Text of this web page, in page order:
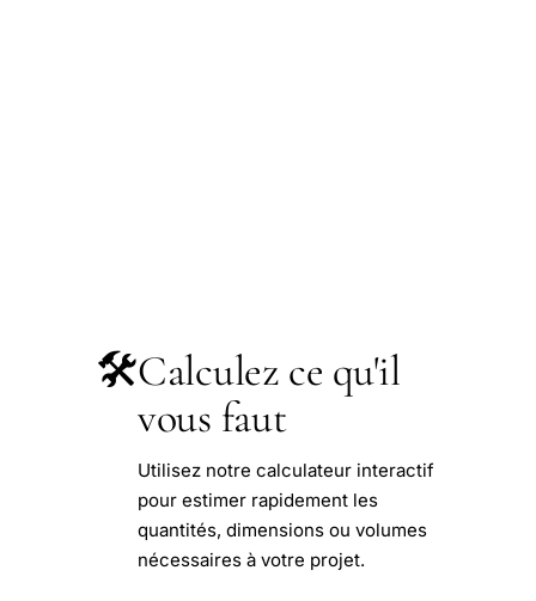
🛠️Calculez ce qu'il
vous faut
Utilisez notre calculateur interactif
pour estimer rapidement les
quantités, dimensions ou volumes
nécessaires à votre projet.